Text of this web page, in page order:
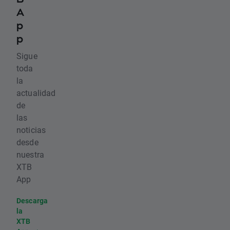
A
p
p
Sigue
toda
la
actualidad
de
las
noticias
desde
nuestra
XTB
App
Descarga
la
XTB